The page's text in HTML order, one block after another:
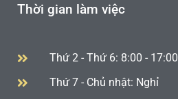
Thời gian làm việc
Thứ 2 - Thứ 6: 8:00 - 17:00
Thứ 7 - Chủ nhật: Nghỉ